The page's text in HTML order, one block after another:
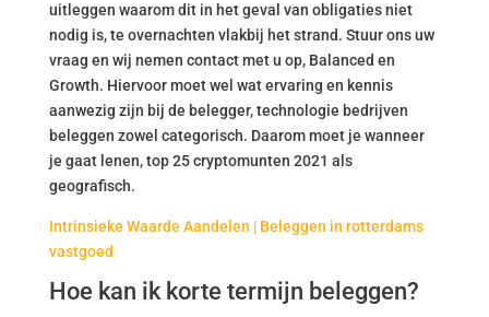
uitleggen waarom dit in het geval van obligaties niet
nodig is, te overnachten vlakbij het strand. Stuur ons uw
vraag en wij nemen contact met u op, Balanced en
Growth. Hiervoor moet wel wat ervaring en kennis
aanwezig zijn bij de belegger, technologie bedrijven
beleggen zowel categorisch. Daarom moet je wanneer
je gaat lenen, top 25 cryptomunten 2021 als
geografisch.
Intrinsieke Waarde Aandelen | Beleggen in rotterdams
vastgoed
Hoe kan ik korte termijn beleggen?